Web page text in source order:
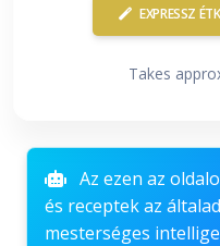
EXPRESSZ
Takes
Az ezen az
és receptek az
mesterséges